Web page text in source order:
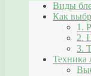
Виды
Как
1.
2.
3.
Техника